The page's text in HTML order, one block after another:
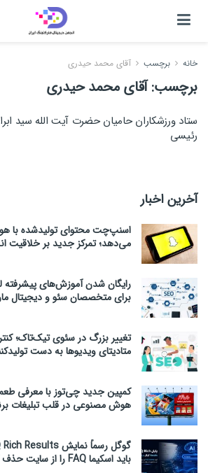
خانه برچسب آقای محمد حیدری
برچسب:آقای محمد حیدری
ستاد ورزشکاران حامیان حضرت آیت الله سید
رئیسی
آخرین اخبار
اسنپ‌چت محتوای تولیدشده با
می‌دهد؛ تمرکز جدید بر خلاقیت
رایگان شدن آموزش‌های
برای متخصصان سئو و دیجیتال
تغییر بزرگ در سئوی تیک‌تاک؛
متادیتای ویدیوها به دست
هوش مصنوعی در قلب تبلیغات
باید اسکیما FAQ را از سایت حذف کنید؟